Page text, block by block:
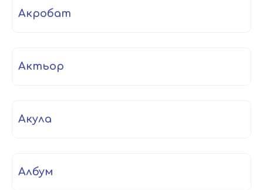
акробат
актьор
акула
албум